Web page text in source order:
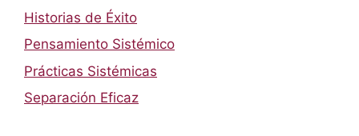
Historias de Éxito
Pensamiento Sistémico
Prácticas Sistémicas
Separación Eficaz